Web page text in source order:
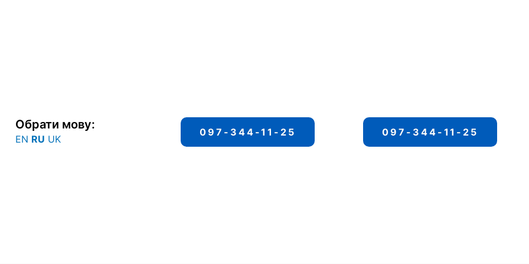
Обрати мову:
EN RU UK
097-344-11-25 097-344-11-25